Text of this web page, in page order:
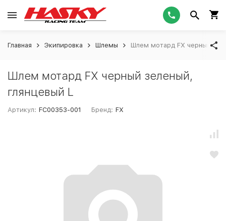
Главная Экипировка Шлемы Шлем мотард FX черный
Шлем мотард FX черный зеленый,
глянцевый L
Артикул: FC00353-001 Бренд: FX